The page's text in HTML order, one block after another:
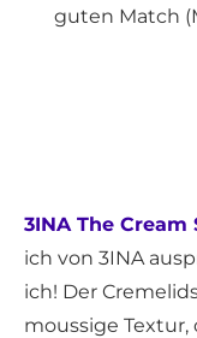
guten Match
3INA The Cream
ich von 3INA
ich! Der
moussige